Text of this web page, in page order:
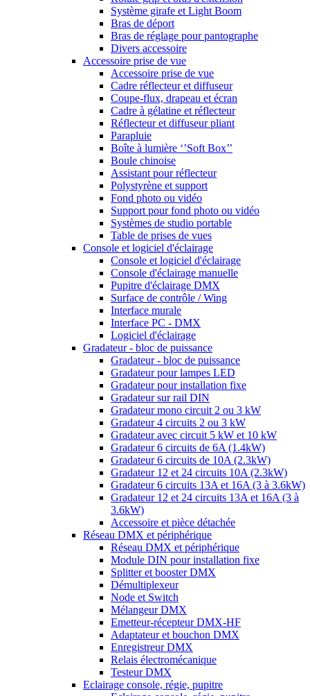
Système girafe et Light Boom
Bras de déport
Bras de réglage pour pantographe
Divers accessoire
Accessoire prise de vue
Accessoire prise de vue
Cadre réflecteur et diffuseur
Coupe-flux, drapeau et écran
Cadre à gélatine et réflecteur
Réflecteur et diffuseur pliant
Parapluie
Boîte à lumière ‘’Soft Box’’
Boule chinoise
Assistant pour réflecteur
Polystyrène et support
Fond photo ou vidéo
Support pour fond photo ou vidéo
Systèmes de studio portable
Table de prises de vues
Console et logiciel d'éclairage
Console et logiciel d'éclairage
Console d'éclairage manuelle
Pupitre d'éclairage DMX
Surface de contrôle / Wing
Interface murale
Interface PC - DMX
Logiciel d'éclairage
Gradateur - bloc de puissance
Gradateur - bloc de puissance
Gradateur pour lampes LED
Gradateur pour installation fixe
Gradateur sur rail DIN
Gradateur mono circuit 2 ou 3 kW
Gradateur 4 circuits 2 ou 3 kW
Gradateur avec circuit 5 kW et 10 kW
Gradateur 6 circuits de 6A (1.4kW)
Gradateur 6 circuits de 10A (2.3kW)
Gradateur 12 et 24 circuits 10A (2.3kW)
Gradateur 6 circuits 13A et 16A (3 à 3.6kW)
Gradateur 12 et 24 circuits 13A et 16A (3 à
3.6kW)
Accessoire et pièce détachée
Réseau DMX et périphérique
Réseau DMX et périphérique
Module DIN pour installation fixe
Splitter et booster DMX
Démultiplexeur
Node et Switch
Mélangeur DMX
Emetteur-récepteur DMX-HF
Adaptateur et bouchon DMX
Enregistreur DMX
Relais électromécanique
Testeur DMX
Eclairage console, régie, pupitre